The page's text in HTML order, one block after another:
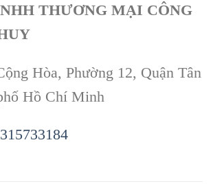
THƯƠNG MẠI CÔNG
Hòa, Phường 12, Quận Tân
Hồ Chí Minh